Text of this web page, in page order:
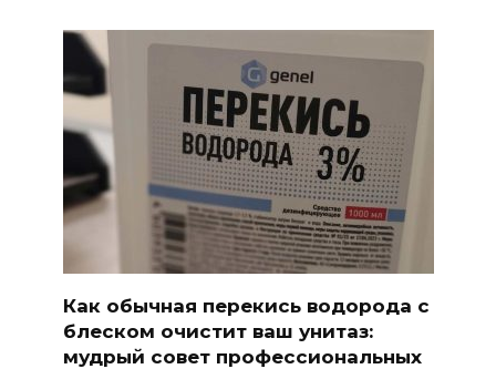
Как обычная перекись водорода с
блеском очистит ваш унитаз:
мудрый совет профессиональных